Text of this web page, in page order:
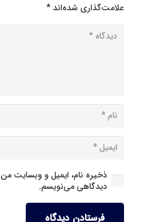
علامت‌گذاری شده‌اند*
ذخیره نام، ایمیل و وبسایت من
دیدگاهی می‌نویسم.
فرستادن دیدگاه